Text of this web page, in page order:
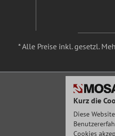
* Alle Preise inkl. gesetzl.
Kurz die
Diese
Cookies